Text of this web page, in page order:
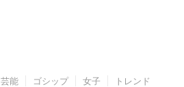
芸能 ゴシップ 女子 トレンド